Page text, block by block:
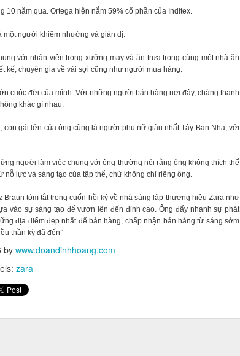
10 năm qua. Ortega hiện nắm 59% cổ phần của Inditex.
một người khiêm nhường và giản dị.
với nhân viên trong xưởng may và ăn trưa trong cùng một nhà ăn
kế, chuyên gia về vải sợi cũng như người mua hàng.
cuộc đời của mình. Với những người bán hàng nơi đây, chàng thanh
khác gì nhau.
gái lớn của ông cũng là người phụ nữ giàu nhất Tây Ban Nha, với
người làm việc chung với ông thường nói rằng ông không thích thể
nỗ lực và sáng tạo của tập thể, chứ không chỉ riêng ông.
tóm tắt trong cuốn hồi ký về nhà sáng lập thương hiệu Zara như
vào sự sáng tạo để vươn lên đến đỉnh cao. Ông đẩy nhanh sự phát
địa điểm đẹp nhất để bán hàng, chấp nhận bán hàng từ sáng sớm
thần kỳ đã đến”
by www.doandinhhoang.com
zara
xa hoa với nhiều xe sang, du thuyền cùng